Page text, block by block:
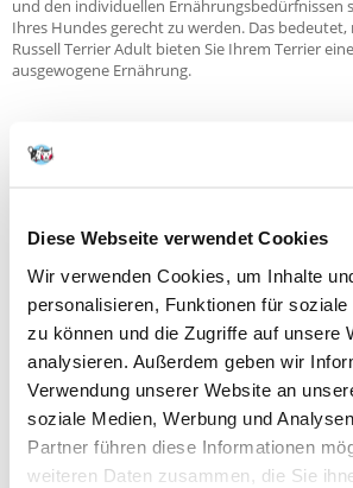
Diese Webseite verwendet Cookies
Wir verwenden Cookies, um Inhalte
personalisieren, Funktionen für soziale
zu können und die Zugriffe auf unsere
analysieren. Außerdem geben wir
Verwendung unserer Website an
soziale Medien, Werbung und
Partner führen diese Informationen
weiteren Daten zusammen, die Sie
und den individuellen Ernährungsbedürfnissen
Ihres Hundes gerecht zu werden. Das bedeutet,
Russell Terrier Adult bieten Sie Ihrem Terrier
ausgewogene Ernährung.
Bestandteile
Rübentrockenschnitzel, Mineralstoffe, Fischöl,
Borretschöl (0,1%), Tagetesblütenmehl (Quelle
Traubenkerne und Grüner Tee (Quelle für
Krustentieren (Quelle für Glukosamin),
ZUSATZSTOFFE (pro kg):
Ernährungsphysiologische Zusatzstoffe:
Vitamin A: 29400 IE, Vitamin D3: 800 IE, E1
E4 (Kupfer): 5 mg, E5 (Mangan): 56 mg, E6 (Zink):
mg - Konservierungsstoffe - Antioxidanzien.